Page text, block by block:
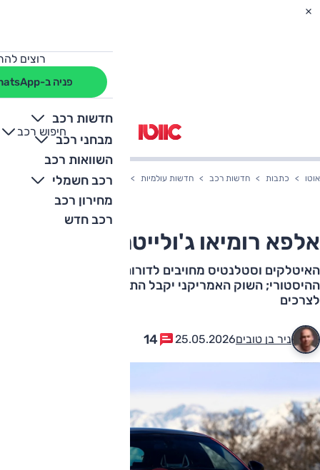
רוצים
פניה ב-WhatsApp
חדשות רכב
מבחני רכב
השוואות רכב
רכב חשמלי
מחירון רכב
רכב חדש
חיפוש רכב
+
-
אוטו כתבות חדשות רכב חדשות עולמיות אלפא רומיאו ג'ולייטה חוזרת
אלפא רומיאו ג'ולייטה חוזרת
האיטלקים וסטלנטיס מחויבים לדורות המשך במותג
ההיסטורי; השוק האמריקני יקבל התייחסות מוגבלת בהתאם
לצרכים
ניר בן טובים25.05.2026
14